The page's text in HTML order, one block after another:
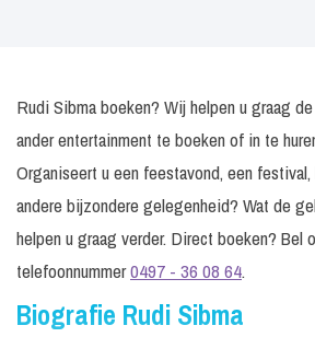
Rudi Sibma boeken? Wij helpen u graag
ander entertainment te boeken of in te
Organiseert u een feestavond, een
andere bijzondere gelegenheid? Wat de
helpen u graag verder. Direct boeken? Bel
telefoonnummer0497 - 36 08 64.
Biografie Rudi Sibma